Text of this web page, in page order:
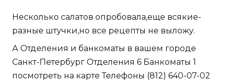
Несколько салатов опробовала,еще всякие-
разные штучки,но все рецепты не выложу.
А Отделения и банкоматы в вашем городе
Санкт-Петербург Отделения 6 Банкоматы 1
посмотреть на карте Телефоны (812) 640-07-02